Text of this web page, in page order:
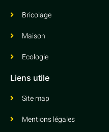
Bricolage
Maison
Ecologie
Liens utile
Site map
Mentions légales